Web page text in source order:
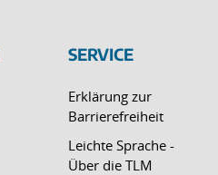
SERVICE
Erklärung zur
Barrierefreiheit
Leichte Sprache -
Über die TLM